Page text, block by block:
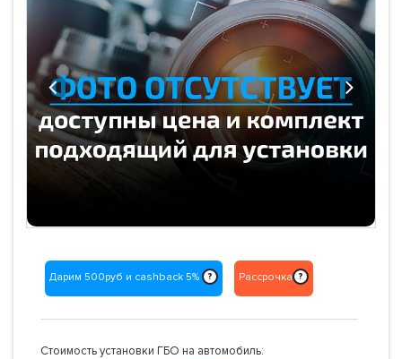
Previous Next
Дарим 500руб и cashback 5% ? Рассрочка ?
Стоимость установки ГБО на автомобиль: